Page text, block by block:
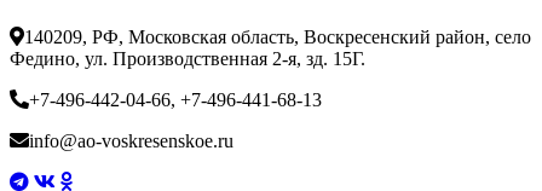
140209, РФ, Московская область, Воскресенский район, село
Федино, ул. Производственная 2-я, зд. 15Г.
+7-496-442-04-66, +7-496-441-68-13
info@ao-voskresenskoe.ru